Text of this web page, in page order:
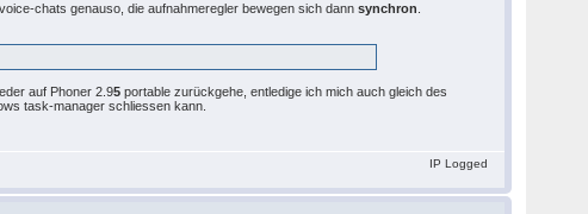
chats genauso, die aufnahmeregler bewegen sich dannsynchron
auf Phoner 2.95 portable zurückgehe, entledige ich mich auch gleich des
task-manager schliessen kann.
IP Logged